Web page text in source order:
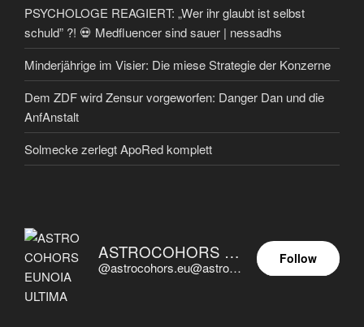
PSYCHOLOGE REAGIERT: „Wer ihr glaubt ist selbst
schuld” ?! 💀 Medfluencer sind sauer | nessadhs
Minderjährige im Visier: Die miese Strategie der Konzerne
Dem ZDF wird Zensur vorgeworfen: Danger Dan und die
AnfAnstalt
Solmecke zerlegt ApoRed komplett
ASTROCOHORS EUNOIA ULTIMA
@astrocohors.eu@astrocohors.eu
Follow